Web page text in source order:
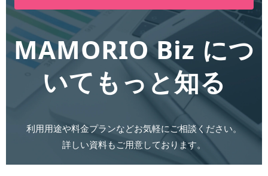
MAMORIO Biz につ
いてもっと知る
利用用途や料金プランなどお気軽にご相談ください。
詳しい資料もご用意しております。